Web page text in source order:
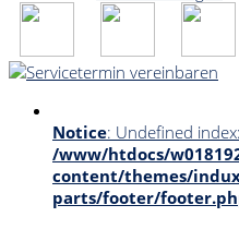
Notice: Undefined
/www/htdocs/
content/themes/
parts/footer/